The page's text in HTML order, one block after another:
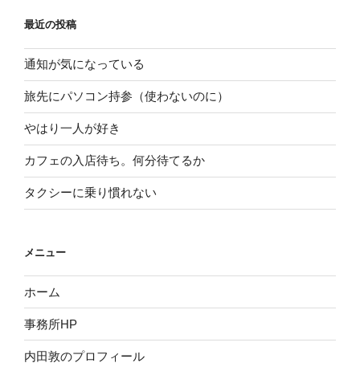
最近の投稿
通知が気になっている
旅先にパソコン持参（使わないのに）
やはり一人が好き
カフェの入店待ち。何分待てるか
タクシーに乗り慣れない
メニュー
ホーム
事務所HP
内田敦のプロフィール